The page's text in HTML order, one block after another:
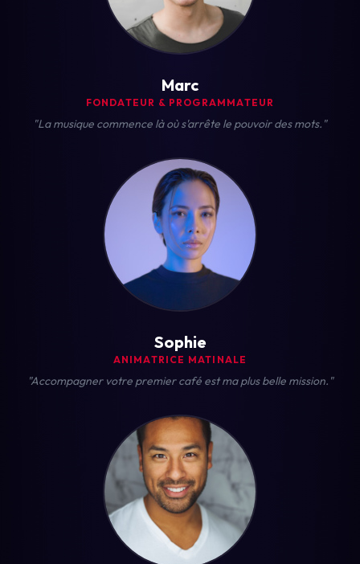
Marc
FONDATEUR & PROGRAMMATEUR
"La musique commence là où s'arrête le pouvoir des mots."
Sophie
ANIMATRICE MATINALE
"Accompagner votre premier café est ma plus belle mission."